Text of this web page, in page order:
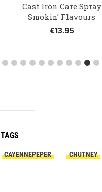
Cast Iron Care Spray
Smokin’ Flavours
€13.95
TAGS
CAYENNEPEPER CHUTNEY